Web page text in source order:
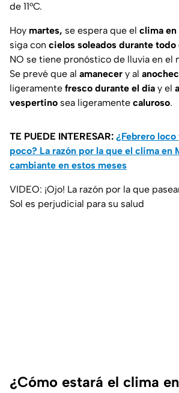
de 11°C.
Hoy martes, se espera que el clima en
siga con cielos soleados durante todo
NO se tiene pronóstico de lluvia en el
Se prevé que al amanecer y al
ligeramente fresco durante el día y el
vespertino sea ligeramente caluroso.
TE PUEDE INTERESAR: ¿Febrero
poco? La razón por la que el clima en
cambiante en estos meses
VIDEO: ¡Ojo! La razón por la que
Sol es perjudicial para su salud
¿Cómo estará el clima en